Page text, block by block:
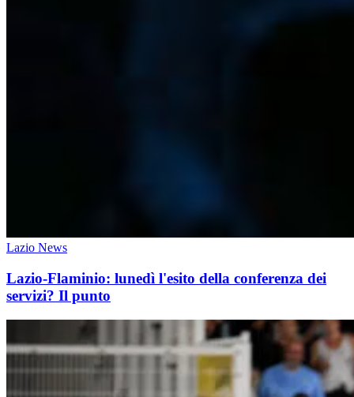
Lazio News
Lazio-Flaminio: lunedì l'esito della conferenza dei
servizi? Il punto